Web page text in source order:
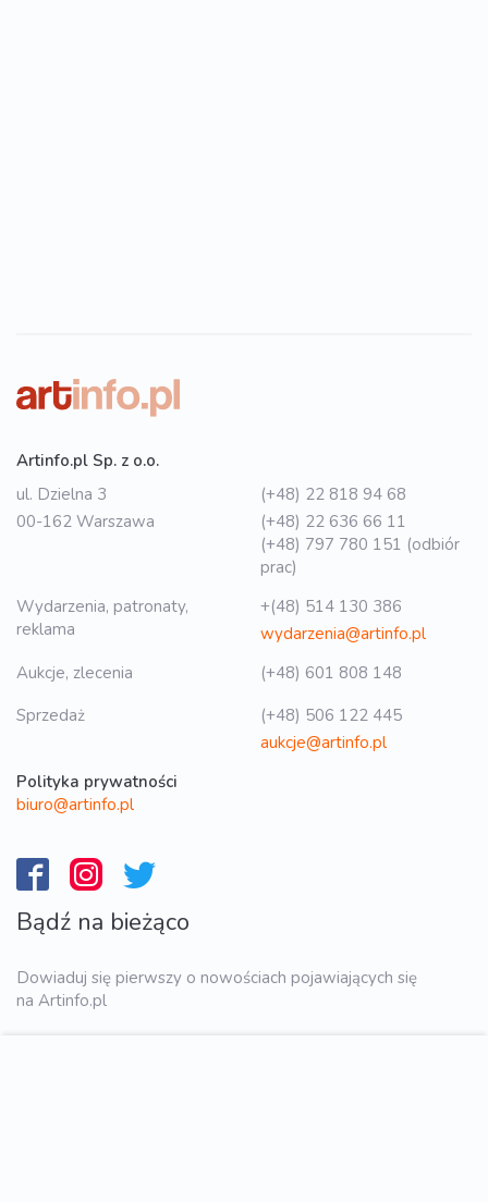
Artinfo.pl Sp. z o.o.
ul. Dzielna 3
00-162 Warszawa
(+48) 22 818 94 68
(+48) 22 636 66 11
(+48) 797 780 151 (odbiór
prac)
Wydarzenia, patronaty,
reklama
+(48) 514 130 386
wydarzenia@artinfo.pl
Aukcje, zlecenia
(+48) 601 808 148
Sprzedaż
(+48) 506 122 445
aukcje@artinfo.pl
Polityka prywatności
biuro@artinfo.pl
Bądź na bieżąco
Dowiaduj się pierwszy o nowościach pojawiających się
na Artinfo.pl